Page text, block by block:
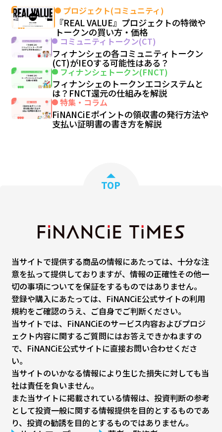
プロジェクト(コミュニティ)
『REAL VALUE』プロジェクトの特徴や
トークンの買い方・価格
コミュニティトークン(CT)
フィナンシェの各コミュニティトークン
(CT)がIEOする可能性はある？
フィナンシェトークン(FNCT)
フィナンシェのトークンエコシステムと
は？FNCT還元の仕組みを解説
特集・コラム
FiNANCiEポイントの領収書の発行方法や
支払い証明書の書き方を解説
TOP
当サイトで提供する商品の情報にあたっては、十分な注
意を払って提供しておりますが、情報の正確性その他一
切の事項についてを保証をするものではありません。
登録や購入にあたっては、FiNANCiE公式サイトの利用
規約をご確認のうえ、ご自身でご判断ください。
当サイトでは、FiNANCiEのサービス内容およびプロジ
ェクト内容に関するご質問にはお答えできかねますの
で、FiNANCiE公式サイトに直接お問い合わせくださ
い。
当サイトのいかなる情報により生じた損失に対しても当
社は責任を負いません。
また当サイトに掲載されている情報は、投資判断の参考
として投資一般に関する情報提供を目的とするものであ
り、投資の勧誘を目的とするものではありません。